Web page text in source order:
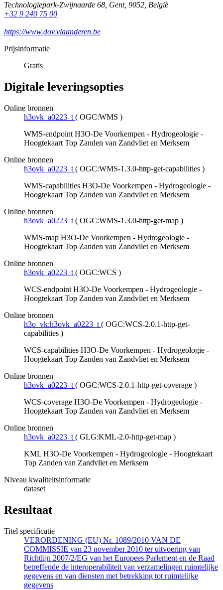
Technologiepark-Zwijnaarde 68, Gent, 9052, België
+32 9 240 75 00
https://www.dov.vlaanderen.be
Prijsinformatie
Gratis
Digitale leveringsopties
Online bronnen
h3ovk_a0223_t ( OGC:WMS )
WMS-endpoint H3O-De Voorkempen - Hydrogeologie -
Hoogtekaart Top Zanden van Zandvliet en Merksem
Online bronnen
h3ovk_a0223_t ( OGC:WMS-1.3.0-http-get-capabilities )
WMS-capabilities H3O-De Voorkempen - Hydrogeologie -
Hoogtekaart Top Zanden van Zandvliet en Merksem
Online bronnen
h3ovk_a0223_t ( OGC:WMS-1.3.0-http-get-map )
WMS-map H3O-De Voorkempen - Hydrogeologie -
Hoogtekaart Top Zanden van Zandvliet en Merksem
Online bronnen
h3ovk_a0223_t ( OGC:WCS )
WCS-endpoint H3O-De Voorkempen - Hydrogeologie -
Hoogtekaart Top Zanden van Zandvliet en Merksem
Online bronnen
h3o_vk:h3ovk_a0223_t ( OGC:WCS-2.0.1-http-get-
capabilities )
WCS-capabilities H3O-De Voorkempen - Hydrogeologie -
Hoogtekaart Top Zanden van Zandvliet en Merksem
Online bronnen
h3ovk_a0223_t ( OGC:WCS-2.0.1-http-get-coverage )
WCS-coverage H3O-De Voorkempen - Hydrogeologie -
Hoogtekaart Top Zanden van Zandvliet en Merksem
Online bronnen
h3ovk_a0223_t ( GLG:KML-2.0-http-get-map )
KML H3O-De Voorkempen - Hydrogeologie - Hoogtekaart
Top Zanden van Zandvliet en Merksem
Niveau kwaliteitsinformatie
dataset
Resultaat
Titel specificatie
VERORDENING (EU) Nr. 1089/2010 VAN DE
COMMISSIE van 23 november 2010 ter uitvoering van
Richtlijn 2007/2/EG van het Europees Parlement en de Raad
betreffende de interoperabiliteit van verzamelingen ruimtelijke
gegevens en van diensten met betrekking tot ruimtelijke
gegevens